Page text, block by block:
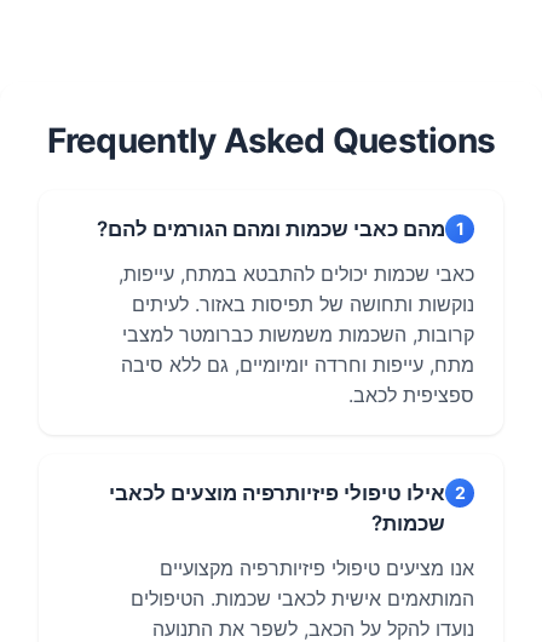
Frequently Asked Questions
1 מהם כאבי שכמות ומהם הגורמים להם?
כאבי שכמות יכולים להתבטא במתח, עייפות,
נוקשות ותחושה של תפיסות באזור. לעיתים
קרובות, השכמות משמשות כברומטר למצבי
מתח, עייפות וחרדה יומיומיים, גם ללא סיבה
ספציפית לכאב.
2 אילו טיפולי פיזיותרפיה מוצעים לכאבי
שכמות?
אנו מציעים טיפולי פיזיותרפיה מקצועיים
המותאמים אישית לכאבי שכמות. הטיפולים
נועדו להקל על הכאב, לשפר את התנועה